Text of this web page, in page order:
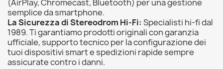
(AirPlay, Chromecast, Bluetooth) per una gestione
semplice da smartphone.
La Sicurezza di Stereodrom Hi-Fi: Specialisti hi-fi dal
1989. Ti garantiamo prodotti originali con garanzia
ufficiale, supporto tecnico per la configurazione dei
tuoi dispositivi smart e spedizioni rapide sempre
assicurate contro i danni.